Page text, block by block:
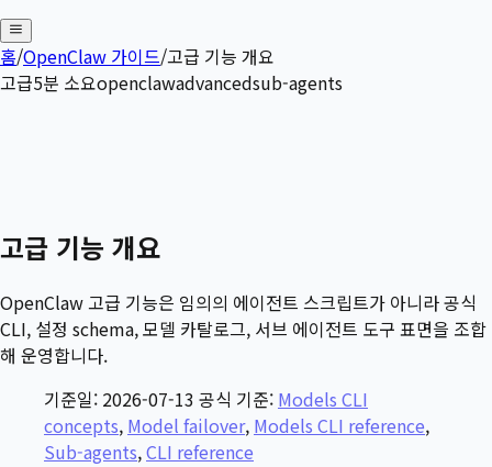
홈/OpenClaw 가이드/고급 기능 개요
고급5분 소요openclawadvancedsub-agents
고급 기능 개요
OpenClaw 고급 기능은 임의의 에이전트 스크립트가 아니라 공식
CLI, 설정 schema, 모델 카탈로그, 서브 에이전트 도구 표면을 조합
해 운영합니다.
기준일: 2026-07-13 공식 기준: Models CLI
concepts, Model failover, Models CLI reference,
Sub-agents,CLI reference